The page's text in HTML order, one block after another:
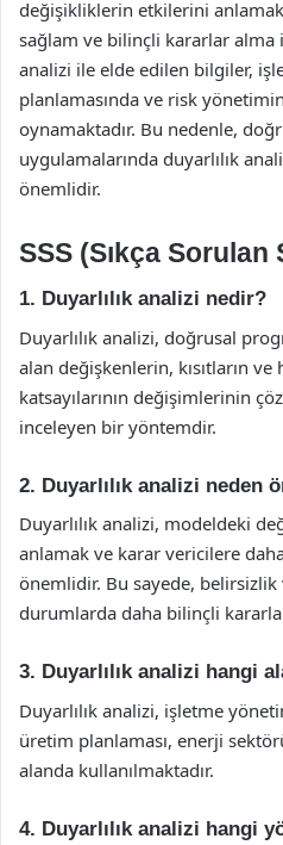
değişikliklerin etkilerini
sağlam ve bilinçli kararlar alma
analizi ile elde edilen bilgiler,
planlamasında ve risk
oynamaktadır. Bu nedenle,
uygulamalarında duyarlılık
önemlidir.
SSS (Sıkça Sorulan
1. Duyarlılık analizi nedir?
Duyarlılık analizi, doğrusal
alan değişkenlerin, kısıtların
katsayılarının değişimlerinin
inceleyen bir yöntemdir.
2. Duyarlılık analizi neden
Duyarlılık analizi, modeldeki
anlamak ve karar vericilere
önemlidir. Bu sayede,
durumlarda daha bilinçli
3. Duyarlılık analizi hangi
Duyarlılık analizi, işletme
üretim planlaması, enerji
alanda kullanılmaktadır.
4. Duyarlılık analizi hangi